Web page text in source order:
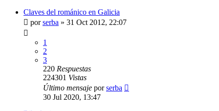
Claves del románico en Galicia
porserba » 31 Oct 2012, 22:07
1
2
3
220 Respuestas
224301 Vistas
Último mensaje porserba
30 Jul 2020, 13:47